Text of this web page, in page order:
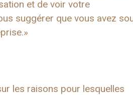
et de voir votre
suggérer que vous avez
les raisons pour lesquelles